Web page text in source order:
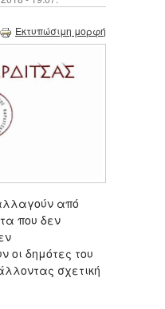
Εκτυπώσιμη μορφή
από
που δεν
οι δημότες του
σχετική